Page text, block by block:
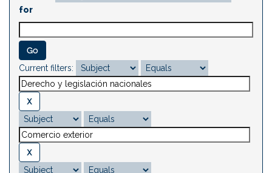
for
Current filters: